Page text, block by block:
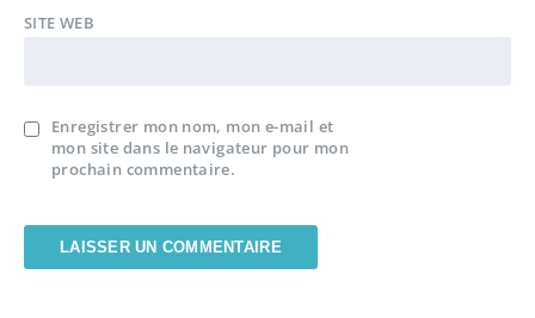
SITE WEB
Enregistrer mon nom, mon e-mail et
mon site dans le navigateur pour mon
prochain commentaire.